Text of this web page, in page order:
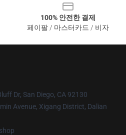
100% 안전한 결제
페이팔 / 마스터카드 / 비자
Dr, San Diego, CA 92130
Avenue, Xigang District, Dalian